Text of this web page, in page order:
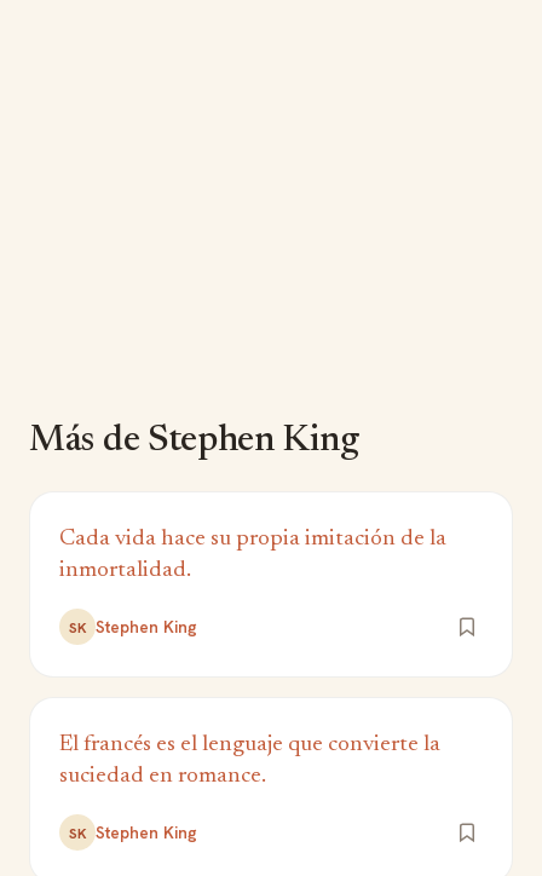
Más de Stephen King
Cada vida hace su propia imitación de la
inmortalidad.
SK Stephen King
El francés es el lenguaje que convierte la
suciedad en romance.
SK Stephen King